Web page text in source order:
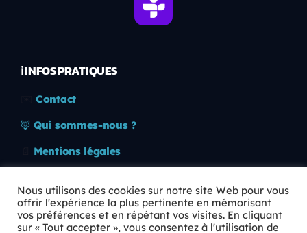
ℹ️ INFOS PRATIQUES
Contact
🦊 Qui sommes-nous ?
Mentions légales
🛡️ RGPD
Nous utilisons des cookies sur notre site Web pour vous
offrir l'expérience la plus pertinente en mémorisant
vos préférences et en répétant vos visites. En cliquant
sur « Tout accepter », vous consentez à l'utilisation de